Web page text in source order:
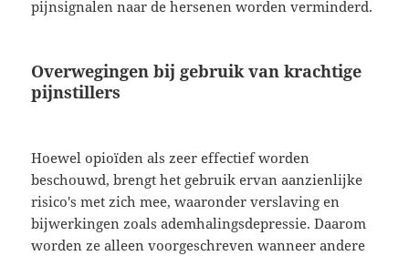
pijnsignalen naar de hersenen worden verminderd.
Overwegingen bij gebruik van krachtige
pijnstillers
Hoewel opioïden als zeer effectief worden
beschouwd, brengt het gebruik ervan aanzienlijke
risico's met zich mee, waaronder verslaving en
bijwerkingen zoals ademhalingsdepressie. Daarom
worden ze alleen voorgeschreven wanneer andere